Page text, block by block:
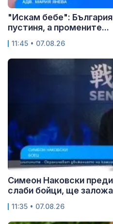
"Искам бебе":
пустиня, а промените...
11:45 • 07.08.26
Симеон Наковски
слаби бойци, ще
11:35 • 07.08.26